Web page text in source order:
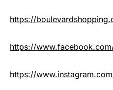
https://
https://
https://